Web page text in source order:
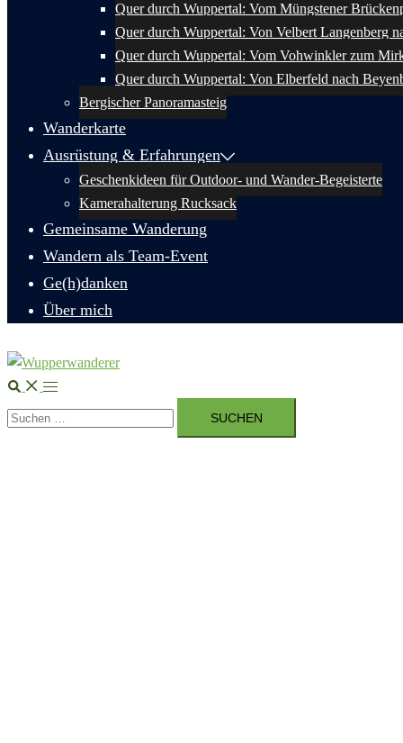
Quer durch Wuppertal: Vom Müngstener
Quer durch Wuppertal: Von Velbert Langenberg
Quer durch Wuppertal: Vom Vohwinkler zum
Quer durch Wuppertal: Von Elberfeld nach
Bergischer Panoramasteig
Wanderkarte
Ausrüstung & Erfahrungen
Geschenkideen für Outdoor- und Wander-Begeisterte
Kamerahalterung Rucksack
Gemeinsame Wanderung
Wandern als Team-Event
Ge(h)danken
Über mich
Suche Menü
umschalten
Suchen
nach: